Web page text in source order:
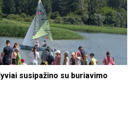
susipažino su buriavimo